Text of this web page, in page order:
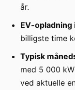
år.
EV-opladning
billigste time
Typisk
med 5 000
ved aktuelle